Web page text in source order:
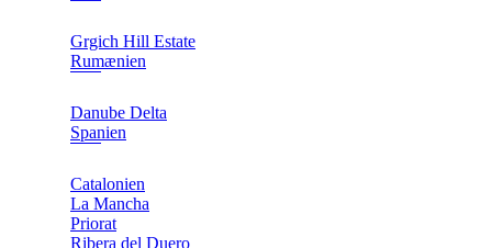
Grgich Hill Estate
Rumænien
Danube Delta
Spanien
Catalonien
La Mancha
Priorat
Ribera del Duero